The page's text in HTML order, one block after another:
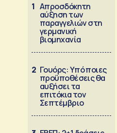
1 Απροσδόκητη
αύξηση των
παραγγελιών στη
γερμανική
βιομηχανία
2 Γουόρς: Υπό ποιες
προϋποθέσεις θα
αυξήσει τα
επιτόκια τον
Σεπτέμβριο